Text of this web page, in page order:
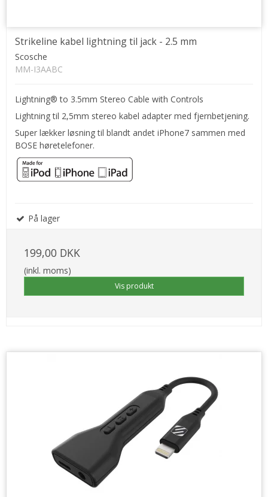
Strikeline kabel lightning til jack - 2.5 mm
Scosche
MM-I3AABC
Lightning® to 3.5mm Stereo Cable with Controls
Lightning til 2,5mm stereo kabel adapter med fjernbetjening.
Super lækker løsning til blandt andet iPhone7 sammen med
BOSE høretelefoner.
På lager
199,00 DKK
(inkl. moms)
Vis produkt